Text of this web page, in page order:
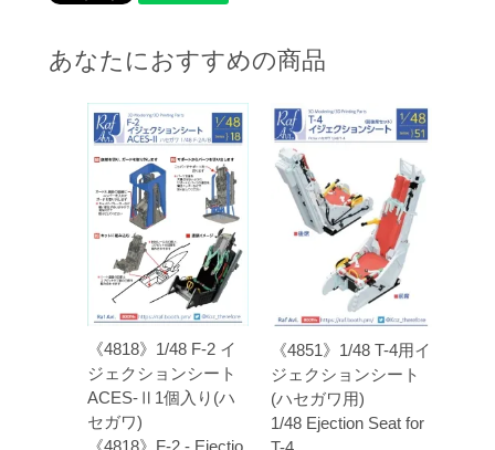
あなたにおすすめの商品
《4818》1/48 F-2 イ
ジェクションシート
ACES-Ⅱ1個入り(ハ
セガワ)
《4818》F-2 - Ejectio
《4851》1/48 T-4用イ
ジェクションシート
(ハセガワ用)
1/48 Ejection Seat for